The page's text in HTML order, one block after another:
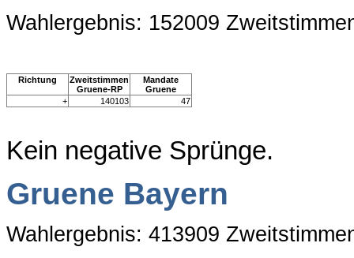
Wahlergebnis: 152009
Richtung
Zweitstimmen
Gruene-RP
Mandate
Gruene
+
140103 47
Kein negative Sprünge.
Gruene Bayern
Wahlergebnis: 413909